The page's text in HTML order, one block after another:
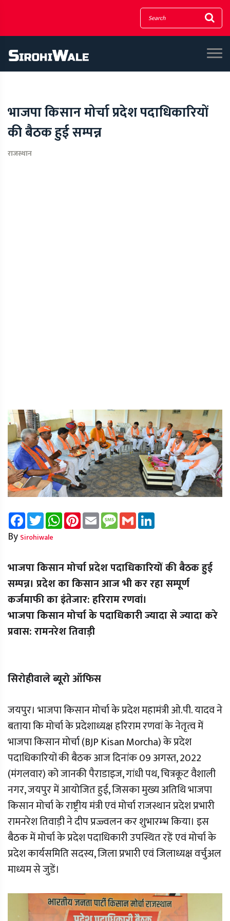
भाजपा किसान मोर्चा प्रदेश पदाधिकारियों
की बैठक हुई सम्पन्न
राजस्थान
FacebookTwitterWhatsAppPinterest
Email Message
Gmail
By Sirohiwale
भाजपा किसान मोर्चा प्रदेश पदाधिकारियों की बैठक हुई
सम्पन्न। प्रदेश का किसान आज भी कर रहा सम्पूर्ण
कर्जमाफी का इंतेजार: हरिराम रणवां।
भाजपा किसान मोर्चा के पदाधिकारी ज्यादा से ज्यादा करे
प्रवास: रामनरेश तिवाड़ी
सिरोहीवाले ब्यूरो ऑफिस
जयपुर। भाजपा किसान मोर्चा के प्रदेश महामंत्री ओ.पी. यादव ने
बताया कि मोर्चा के प्रदेशाध्यक्ष हरिराम रणवां के नेतृत्व में
भाजपा किसान मोर्चा (BJP Kisan Morcha) के प्रदेश
पदाधिकारियों की बैठक आज दिनांक 09 अगस्त, 2022
(मंगलवार) को जानकी पैराडाइज, गांधी पथ, चित्रकूट वैशाली
नगर, जयपुर में आयोजित हुई, जिसका मुख्य अतिथि भाजपा
किसान मोर्चा के राष्ट्रीय मंत्री एवं मोर्चा राजस्थान प्रदेश प्रभारी
रामनरेश तिवाड़ी ने दीप प्रज्ज्वलन कर शुभारम्भ किया। इस
बैठक में मोर्चा के प्रदेश पदाधिकारी उपस्थित रहें एवं मोर्चा के
प्रदेश कार्यसमिति सदस्य, जिला प्रभारी एवं जिलाध्यक्ष वर्चुअल
माध्यम से जुडें।